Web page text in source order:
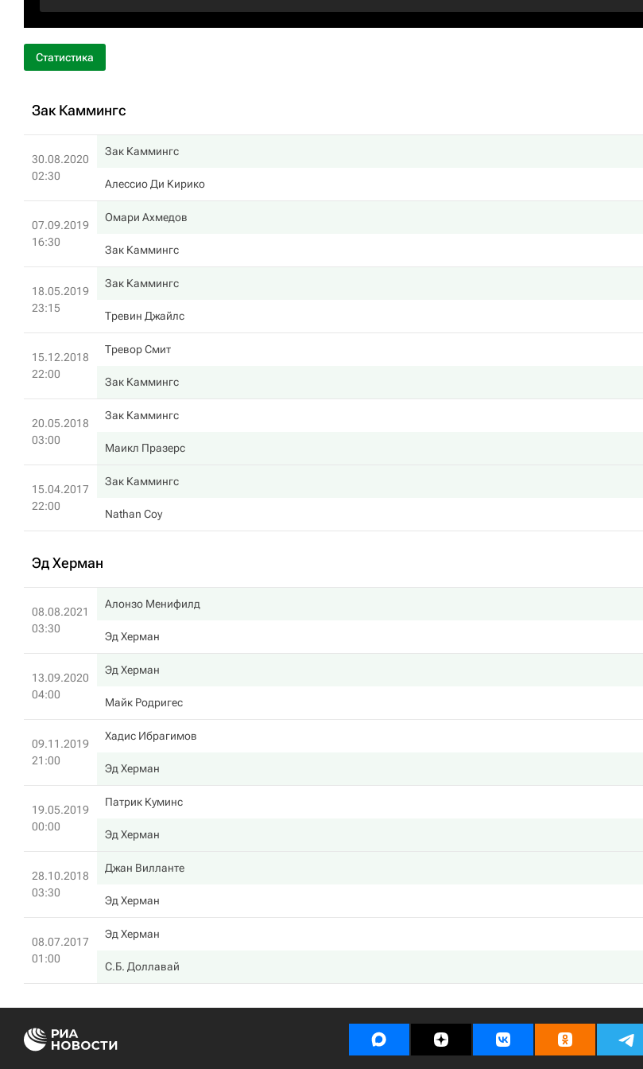
Статистика
Зак Каммингс
30.08.2020
02:30
Зак Каммингс
Алессио Ди Кирико
07.09.2019
16:30
Омари Ахмедов
Зак Каммингс
18.05.2019
23:15
Зак Каммингс
Тревин Джайлс
15.12.2018
22:00
Тревор Смит
Зак Каммингс
20.05.2018
03:00
Зак Каммингс
Маикл Празерс
15.04.2017
22:00
Зак Каммингс
Nathan Coy
Эд Херман
08.08.2021
03:30
Алонзо Менифилд
Эд Херман
13.09.2020
04:00
Эд Херман
Майк Родригес
09.11.2019
21:00
Хадис Ибрагимов
Эд Херман
19.05.2019
00:00
Патрик Куминс
Эд Херман
28.10.2018
03:30
Джан Вилланте
Эд Херман
08.07.2017
01:00
Эд Херман
С.Б. Доллавай